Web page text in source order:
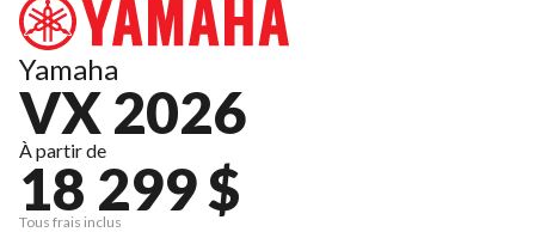
Yamaha
VX 2026
À partir de
18 299 $
Tous frais inclus